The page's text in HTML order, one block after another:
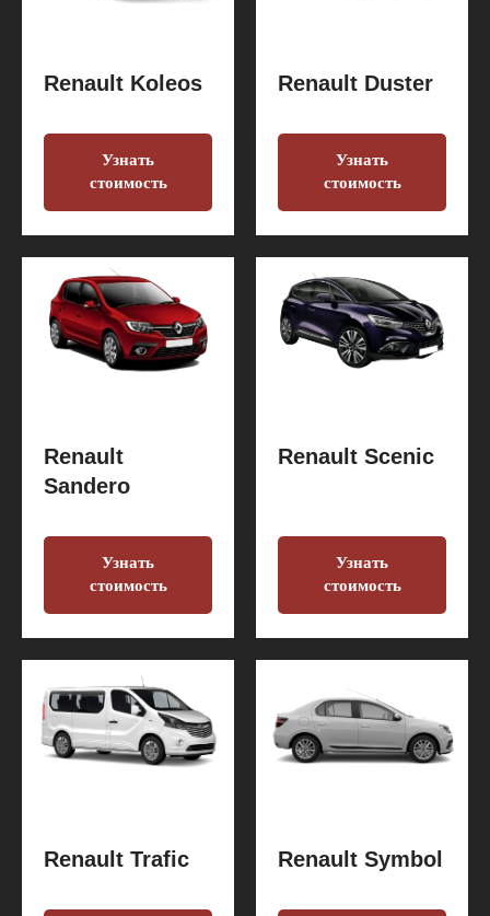
Renault Koleos
Узнать
стоимость
Renault Duster
Узнать
стоимость
Renault
Sandero
Узнать
стоимость
Renault Scenic
Узнать
стоимость
Renault Trafic Renault Symbol